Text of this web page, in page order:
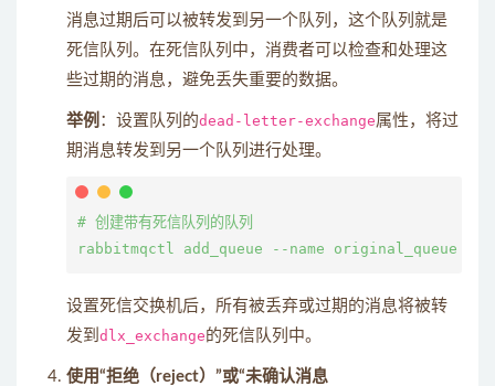
消息过期后可以被转发到另一个队列，这个队列就是
死信队列。在死信队列中，消费者可以检查和处理这
些过期的消息，避免丢失重要的数据。
举例 ：设置队列的dead-letter-exchange属性，将过
期消息转发到另一个队列进行处理。
# 创建带有死信队列的队列
设置死信交换机后，所有被丢弃或过期的消息将被转
发到 dlx_exchange 的死信队列中。
使用“拒绝（reject）”或“未确认消息